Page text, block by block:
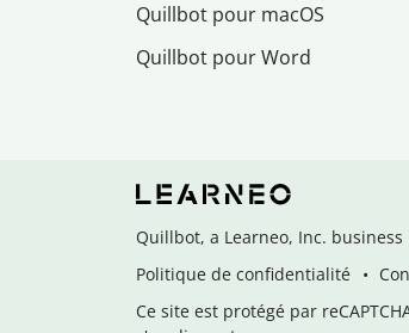
Quillbot pour macOS
Quillbot pour Word
Quillbot, a Learneo, Inc. business
Politique de confidentialité
Ce site est protégé par